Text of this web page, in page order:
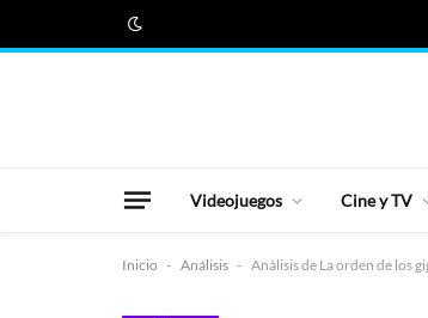
Videojuegos Cine y TV
Inicio - Análisis - Análisis de La orden de los